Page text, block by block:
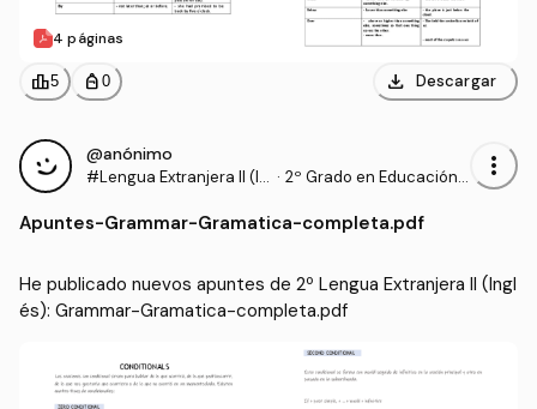
4 páginas
leaderboard5 personal_bag 0 download Descargar
@anónimo
#Lengua Extranjera II (In · 2º Grado en Educación P
more_vert
Apuntes-Grammar-Gramatica-completa.pdf
He publicado nuevos apuntes de 2º Lengua Extranjera II (Ingl
és): Grammar-Gramatica-completa.pdf